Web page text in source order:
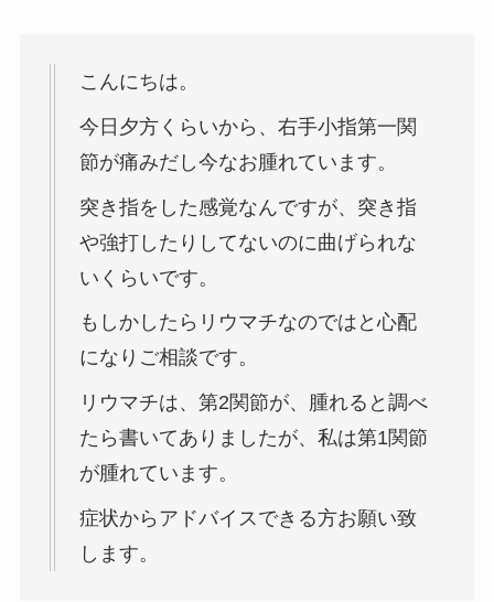
こんにちは。
今日夕方くらいから、右手小指第一関
節が痛みだし今なお腫れています。
突き指をした感覚なんですが、突き指
や強打したりしてないのに曲げられな
いくらいです。
もしかしたらリウマチなのではと心配
になりご相談です。
リウマチは、第2関節が、腫れると調べ
たら書いてありましたが、私は第1関節
が腫れています。
症状からアドバイスできる方お願い致
します。